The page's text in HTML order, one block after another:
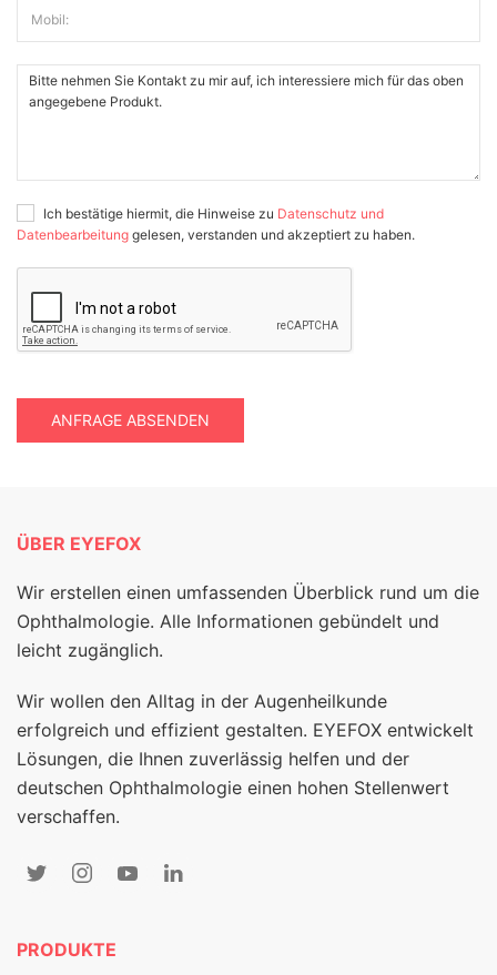
Mobil:
Ich bestätige hiermit, die Hinweise zu Datenschutz und
Datenbearbeitung gelesen, verstanden und akzeptiert zu haben.
ANFRAGE ABSENDEN
ÜBER EYEFOX
Wir erstellen einen umfassenden Überblick rund um die
Ophthalmologie. Alle Informationen gebündelt und
leicht zugänglich.
Wir wollen den Alltag in der Augenheilkunde
erfolgreich und effizient gestalten. EYEFOX entwickelt
Lösungen, die Ihnen zuverlässig helfen und der
deutschen Ophthalmologie einen hohen Stellenwert
verschaffen.
PRODUKTE